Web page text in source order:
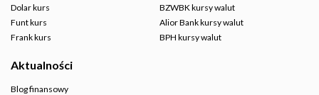
Dolar kurs
Funt kurs
Frank kurs
BZWBK kursy walut
Alior Bank kursy walut
BPH kursy walut
Aktualności
Blog finansowy